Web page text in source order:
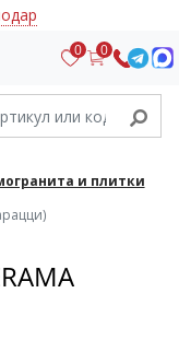
0 0
и плитки